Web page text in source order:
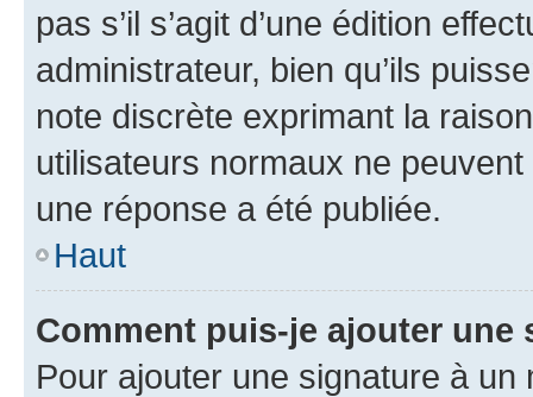
pas s’il s’agit d’une édition
administrateur, bien qu’ils
note discrète exprimant la
utilisateurs normaux ne
une réponse a été publiée.
Haut
Comment puis-je ajouter une
Pour ajouter une signature à un